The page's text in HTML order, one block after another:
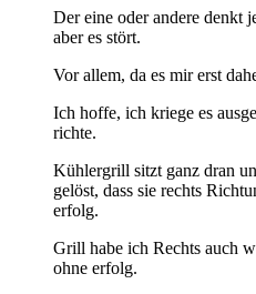
Der eine oder andere
aber es stört.
Vor allem, da es mir erst
Ich hoffe, ich kriege es
richte.
Kühlergrill sitzt ganz dran
gelöst, dass sie rechts
erfolg.
Grill habe ich Rechts auch
ohne erfolg.